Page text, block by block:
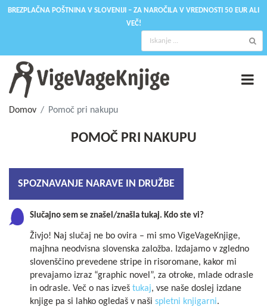
BREZPLAČNA POŠTNINA V SLOVENIJI – ZA NAROČILA V VREDNOSTI 50 EUR ALI
VEČ!
Domov Pomoč pri nakupu
POMOČ PRI NAKUPU
SPOZNAVANJE NARAVE IN DRUŽBE
Slučajno sem se znašel/znašla tukaj. Kdo ste vi?
Živjo! Naj slučaj ne bo ovira – mi smo VigeVageKnjige,
majhna neodvisna slovenska založba. Izdajamo v zgledno
slovenščino prevedene stripe in risoromane, kakor mi
prevajamo izraz “graphic novel”, za otroke, mlade odrasle
in odrasle. Več o nas izveš tukaj, vse naše doslej izdane
knjige pa si lahko ogledaš v naši spletni knjigarni.